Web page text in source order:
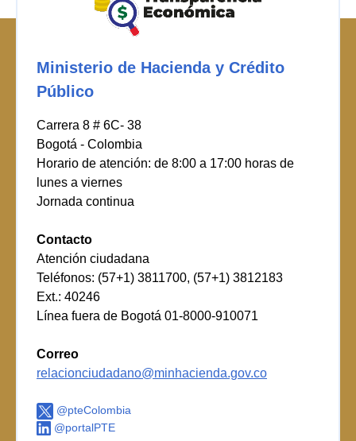
Ministerio de Hacienda y Crédito
Público
Carrera 8 # 6C- 38
Bogotá - Colombia
Horario de atención: de 8:00 a 17:00 horas de
lunes a viernes
Jornada continua
Contacto
Atención ciudadana
Teléfonos: (57+1) 3811700, (57+1) 3812183
Ext.: 40246
Línea fuera de Bogotá 01-8000-910071
Correo
relacionciudadano@minhacienda.gov.co
@pteColombia
@portalPTE